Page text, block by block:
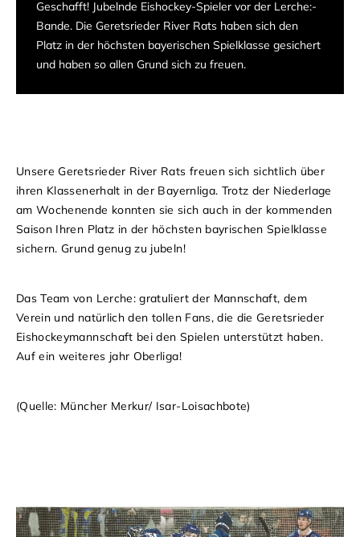
Geschafft! Jubelnde Eishockey-Spieler vor der Lerche:-
Bande. Die Geretsrieder River Rats haben sich den
Platz in der höchsten bayerischen Spielklasse gesichert
und haben so allen Grund sich zu freuen.
Unsere Geretsrieder River Rats freuen sich sichtlich über
ihren Klassenerhalt in der Bayernliga. Trotz der Niederlage
am Wochenende konnten sie sich auch in der kommenden
Saison Ihren Platz in der höchsten bayrischen Spielklasse
sichern. Grund genug zu jubeln!
Das Team von Lerche: gratuliert der Mannschaft, dem
Verein und natürlich den tollen Fans, die die Geretsrieder
Eishockeymannschaft bei den Spielen unterstützt haben.
Auf ein weiteres jahr Oberliga!
(Quelle: Müncher Merkur/ Isar-Loisachbote)